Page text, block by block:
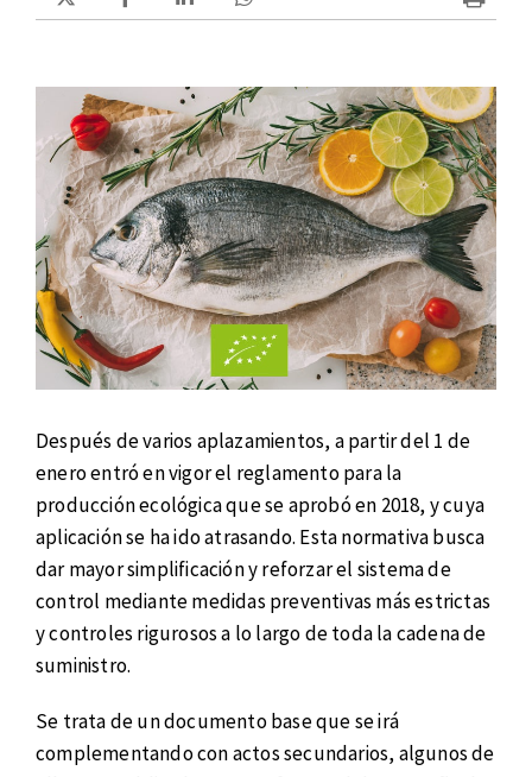
Después de varios aplazamientos, a partir del 1 de
enero entró en vigor el reglamento para la
producción ecológica que se aprobó en 2018, y cuya
aplicación se ha ido atrasando. Esta normativa busca
dar mayor simplificación y reforzar el sistema de
control mediante medidas preventivas más estrictas
y controles rigurosos a lo largo de toda la cadena de
suministro.
Se trata de un documento base que se irá
complementando con actos secundarios, algunos de